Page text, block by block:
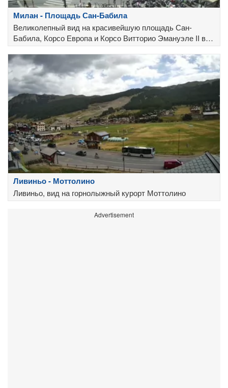
Милан - Площадь Сан-Бабила
Великолепный вид на красивейшую площадь Сан-
Бабила, Корсо Европа и Корсо Витторио Эмануэле II в
Милане
Ливиньо - Моттолино
Ливиньо, вид на горнолыжный курорт Моттолино
Advertisement